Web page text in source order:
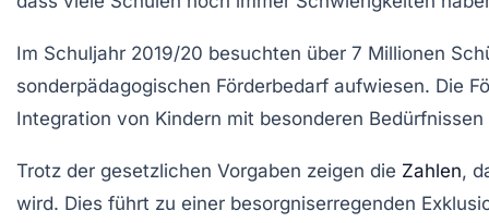
Im Schuljahr 2019/20 besuchten über 7 Millionen
sonderpädagogischen Förderbedarf aufwiesen. Die
Integration von Kindern mit besonderen
Trotz der gesetzlichen Vorgaben zeigen die Zahlen,
wird. Dies führt zu einer besorgniserregenden